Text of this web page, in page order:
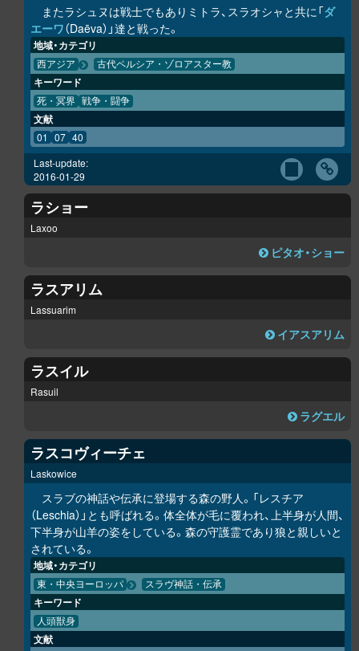
またラシュヌは戦士でもありミトラ、スラオシャと共に「ダ
エーワ（Daēva）」達と戦った。
地域・カテゴリ
西アジア 古代ペルシア・ゾロアスター教
キーワード
死・冥界 戦争・闘争
文献
01 07 40
Last-update:
2016-01-29
ラショー
Laxoo
ピタオ・ショー
ラスアリム
Lassuarim
イアスアリム
ラスイル
Rasuil
ラグエル
ラスコヴィーチェ
Laskowice
スラブの神話や伝承に登場する森の野人。「レスチア
（Leschia）」とも呼ばれる。体全体が毛に覆われ、上半身が人間、
下半身が山羊の姿をしている。森の守護霊であり狼と親しいと
されている。
地域・カテゴリ
東・中央ヨーロッパ スラヴ神話・伝承
キーワード
人頭獣身
文献